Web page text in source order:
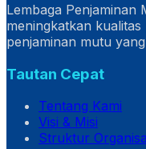
Lembaga
meningkatkan kualitas
penjaminan mutu
Tautan Cepat
Tentang Kami
Visi & Misi
Struktur